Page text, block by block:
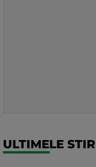
ULTIMELE